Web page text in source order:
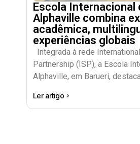
Escola Internacional
Alphaville combina
acadêmica,
experiências globais
Integrada à rede
Partnership (ISP), a Escola
Alphaville, em Barueri,
Ler artigo